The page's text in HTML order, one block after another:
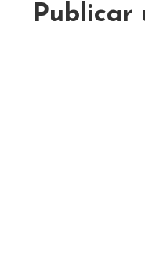
Publicar